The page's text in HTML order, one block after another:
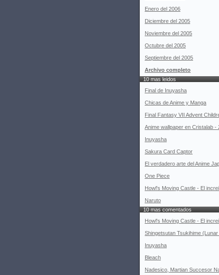
Enero del 2006
Diciembre del 2005
Noviembre del 2005
Octubre del 2005
Septiembre del 2005
Archivo completo
10 mas leidos
Final de Inuyasha
Chicas de Anime y Manga
Final Fantasy VII Advent
Anime wallpaper en Cristalab -
Inuyasha
Sakura Card Captor
El verdadero arte del Anime
One Piece
Howl's Moving Castle - El
Naruto
10 mas comentados
Howl's Moving Castle - El
Shingetsutan Tsukihime (Lunar
Inuyasha
Bleach
Nadesico, Martian Succesor